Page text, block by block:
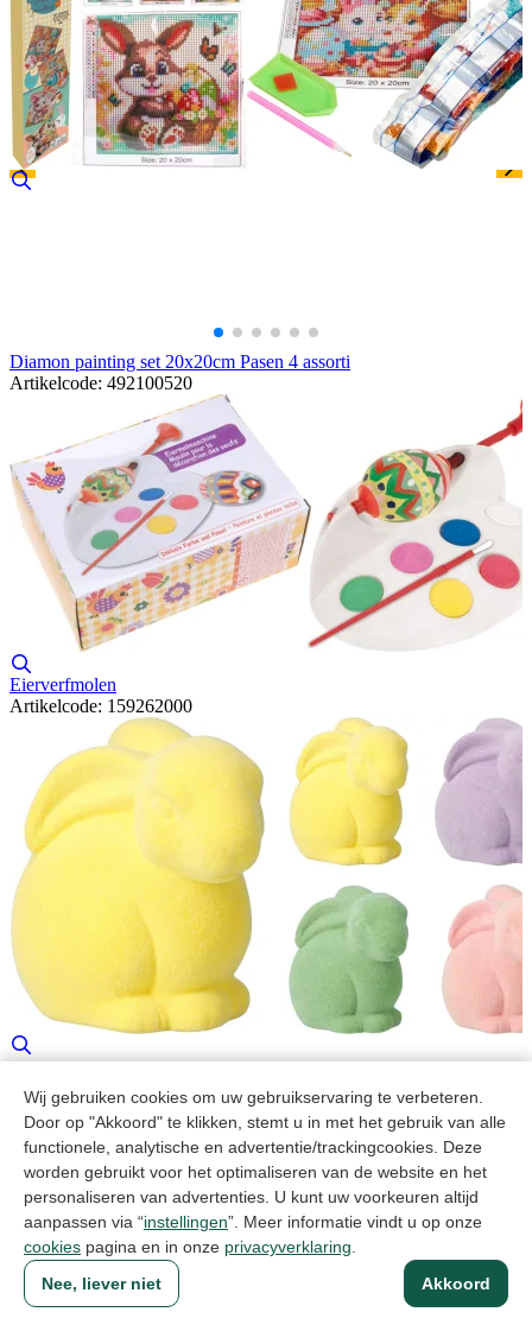
Wij gebruiken cookies om uw gebruikservaring te verbeteren.
Door op "Akkoord" te klikken, stemt u in met het gebruik van alle
functionele, analytische en advertentie/trackingcookies. Deze
worden gebruikt voor het optimaliseren van de website en het
personaliseren van advertenties. U kunt uw voorkeuren altijd
aanpassen via “instellingen”. Meer informatie vindt u op onze
cookies pagina en in onze privacyverklaring
Akkoord
Nee, liever niet
Diamon painting set 20x20cm Pasen 4 assorti
Artikelcode: 492100520
Eierverfmolen
Artikelcode: 159262000